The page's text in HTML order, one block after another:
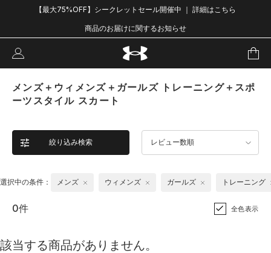
【最大75%OFF】シークレットセール開催中 ｜ 詳細はこちら
商品のお届けに関するお知らせ
メンズ＋ウィメンズ＋ガールズ トレーニング＋スポ
ーツスタイル スカート
絞り込み検索 レビュー数順
選択中の条件： メンズ ウィメンズ ガールズ トレーニング
0件 全色表示
該当する商品がありません。